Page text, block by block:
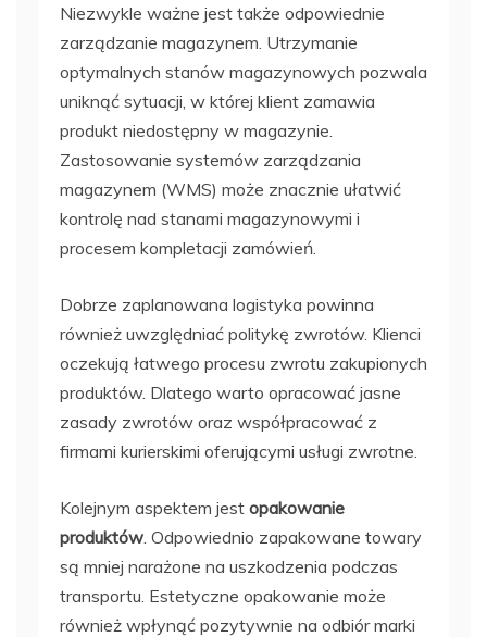
Niezwykle ważne jest także odpowiednie
zarządzanie magazynem. Utrzymanie
optymalnych stanów magazynowych pozwala
uniknąć sytuacji, w której klient zamawia
produkt niedostępny w magazynie.
Zastosowanie systemów zarządzania
magazynem (WMS) może znacznie ułatwić
kontrolę nad stanami magazynowymi i
procesem kompletacji zamówień.
Dobrze zaplanowana logistyka powinna
również uwzględniać politykę zwrotów. Klienci
oczekują łatwego procesu zwrotu zakupionych
produktów. Dlatego warto opracować jasne
zasady zwrotów oraz współpracować z
firmami kurierskimi oferującymi usługi zwrotne.
Kolejnym aspektem jest opakowanie
produktów . Odpowiednio zapakowane towary
są mniej narażone na uszkodzenia podczas
transportu. Estetyczne opakowanie może
również wpłynąć pozytywnie na odbiór marki